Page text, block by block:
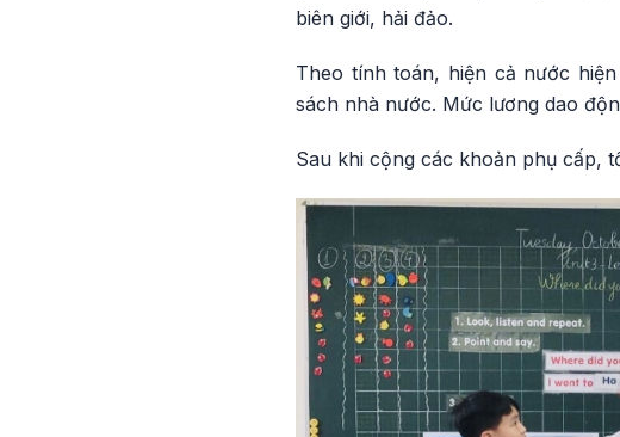
biên giới, hải đảo.
Theo tính toán, hiện cả nước
sách nhà nước. Mức lương dao
Sau khi cộng các khoản phụ cấp,